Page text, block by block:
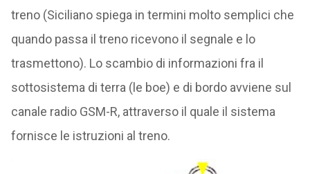
treno (Siciliano spiega in termini molto semplici che
quando passa il treno ricevono il segnale e lo
trasmettono). Lo scambio di informazioni fra il
sottosistema di terra (le boe) e di bordo avviene sul
canale radio GSM-R, attraverso il quale il sistema
fornisce le istruzioni al treno.